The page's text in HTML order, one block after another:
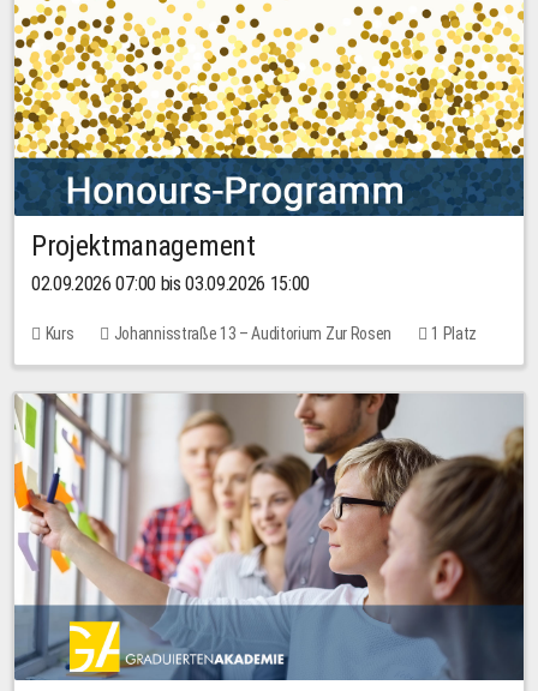
Projektmanagement
02.09.2026 07:00 bis 03.09.2026 15:00
Kurs Johannisstraße 13 – Auditorium Zur Rosen 1 Platz